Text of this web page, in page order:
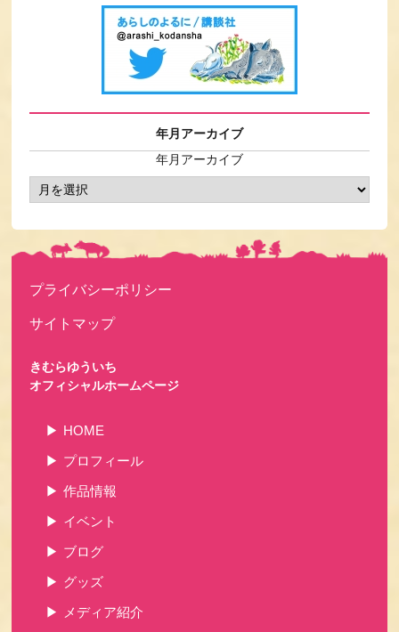
年月アーカイブ
年月アーカイブ
プライバシーポリシー
サイトマップ
きむらゆういち
オフィシャルホームページ
HOME
プロフィール
作品情報
イベント
ブログ
グッズ
メディア紹介